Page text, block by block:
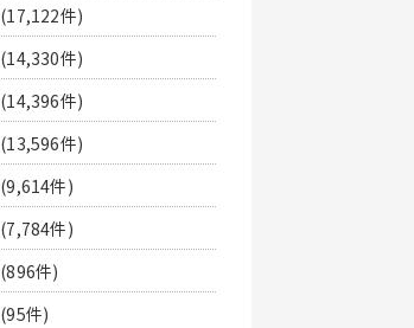
(17,122件)
(14,330件)
(14,396件)
(13,596件)
(9,614件)
(7,784件)
(896件)
(95件)